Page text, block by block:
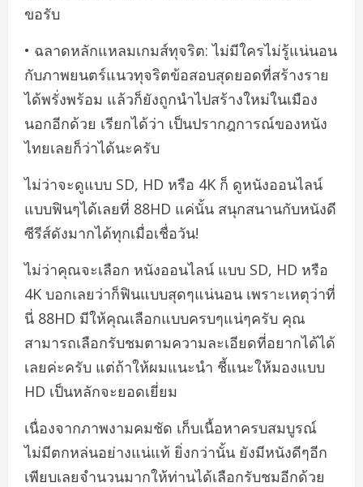
ขอรับ
• ฉลาดหลักแหลมเกมส์ทุจริต: ไม่มีใครไม่รู้แน่นอน
กับภาพยนตร์แนวทุจริตข้อสอบสุดยอดที่สร้างราย
ได้พรั่งพร้อม แล้วก็ยังถูกนำไปสร้างใหม่ในเมือง
นอกอีกด้วย เรียกได้ว่า เป็นปรากฎการณ์ของหนัง
ไทยเลยก็ว่าได้นะครับ
ไม่ว่าจะดูแบบ SD, HD หรือ 4K ก็ ดูหนังออนไลน์
แบบฟินๆได้เลยที่ 88HD แค่นั้น สนุกสนานกับหนังดี
ซีรีส์ดังมากได้ทุกเมื่อเชื่อวัน!
ไม่ว่าคุณจะเลือก หนังออนไลน์ แบบ SD, HD หรือ
4K บอกเลยว่าก็ฟินแบบสุดๆแน่นอน เพราะเหตุว่าที่
นี่ 88HD มีให้คุณเลือกแบบครบๆแน่ๆครับ คุณ
สามารถเลือกรับชมตามความละเอียดที่อยากได้ได้
เลยค่ะครับ แต่ถ้าให้ผมแนะนำ ชี้แนะให้มองแบบ
HD เป็นหลักจะยอดเยี่ยม
เนื่องจากภาพงามคมชัด เก็บเนื้อหาครบสมบูรณ์
ไม่มีตกหล่นอย่างแน่แท้ ยิ่งกว่านั้น ยังมีหนังดีๆอีก
เพียบเลยจำนวนมากให้ท่านได้เลือกรับชมอีกด้วย